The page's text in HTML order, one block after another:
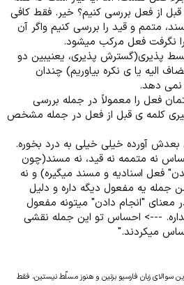
از فعل بررسی کنیم؟ خیر. فقط کافی
متمم و قید را بررسی کنیم واگر آن
نگرفت فعل مرکب میشود.
پذیری(گسترش پذیری، یعنیبین دو
الیه یا ی نکره بیاوریم) چندان
دهد.
فعل را معمولاً در جمله بررسی
کلمه ی قبل از فعل در جمله مشخص
آورده خیلی خیلی به درد بخوره.
نه متممه نه قید، نه مسند(چون
فعل اسنادیه و مسند میگیره) و نه
جمله یه مفعول دیگه داره و دلیل
"انجام دادن" میتونه مفعول
---> احساس تو این جمله نقشی
میکردند."
سوالای زبان فارسیو بزنین و هنوز مسلّط نیستین، فقط